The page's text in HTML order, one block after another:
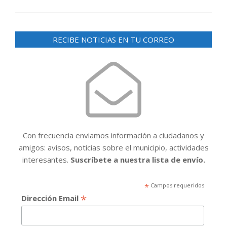
RECIBE NOTICIAS EN TU CORREO
Con frecuencia enviamos información a ciudadanos y
amigos: avisos, noticias sobre el municipio, actividades
interesantes. Suscríbete a nuestra lista de envío.
*Campos requeridos
Dirección Email *